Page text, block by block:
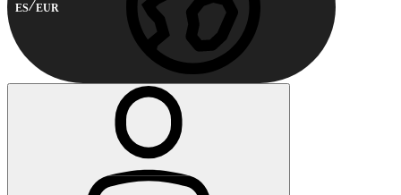
ES EUR